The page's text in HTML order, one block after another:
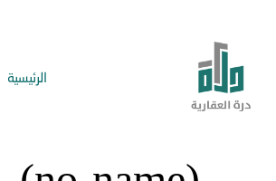
الرئيسية